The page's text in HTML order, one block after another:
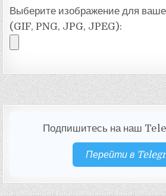
Выберите изображение для
(GIF, PNG, JPG, JPEG):
Подпишитесь на наш
Перейти в